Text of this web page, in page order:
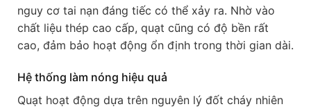
nguy cơ tai nạn đáng tiếc có thể xảy ra. Nhờ vào
chất liệu thép cao cấp, quạt cũng có độ bền rất
cao, đảm bảo hoạt động ổn định trong thời gian dài.
Hệ thống làm nóng hiệu quả
Quạt hoạt động dựa trên nguyên lý đốt cháy nhiên